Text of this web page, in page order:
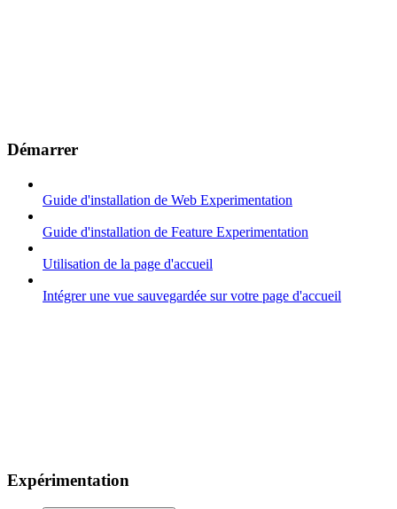
Démarrer
Guide d'installation de Web Experimentation
Guide d'installation de Feature Experimentation
Utilisation de la page d'accueil
Intégrer une vue sauvegardée sur votre page d'accueil
Expérimentation